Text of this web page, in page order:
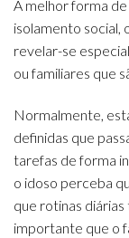
A melhor forma
isolamento social,
revelar-se
ou familiares que
Normalmente,
definidas que
tarefas de forma
o idoso perceba
que rotinas
importante que o